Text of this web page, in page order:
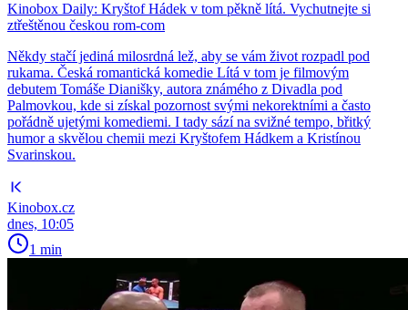
Kinobox Daily: Kryštof Hádek v tom pěkně lítá. Vychutnejte si
ztřeštěnou českou rom-com
Někdy stačí jediná milosrdná lež, aby se vám život rozpadl pod
rukama. Česká romantická komedie Lítá v tom je filmovým
debutem Tomáše Dianišky, autora známého z Divadla pod
Palmovkou, kde si získal pozornost svými nekorektními a často
pořádně ujetými komediemi. I tady sází na svižné tempo, břitký
humor a skvělou chemii mezi Kryštofem Hádkem a Kristínou
Svarinskou.
Kinobox.cz
dnes, 10:05
1 min